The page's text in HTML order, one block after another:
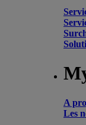
A
Les